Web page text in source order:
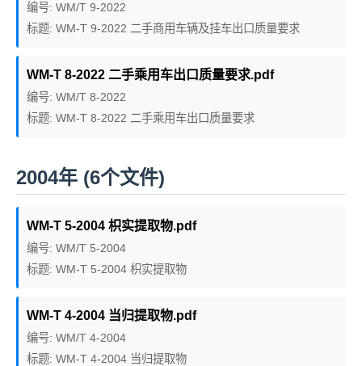
编号: WM/T 9-2022
标题: WM-T 9-2022 二手商用车辆及挂车出口质量要求
WM-T 8-2022 二手乘用车出口质量要求.pdf
编号: WM/T 8-2022
标题: WM-T 8-2022 二手乘用车出口质量要求
2004年 (6个文件)
WM-T 5-2004 枳实提取物.pdf
编号: WM/T 5-2004
标题: WM-T 5-2004 枳实提取物
WM-T 4-2004 当归提取物.pdf
编号: WM/T 4-2004
标题: WM-T 4-2004 当归提取物